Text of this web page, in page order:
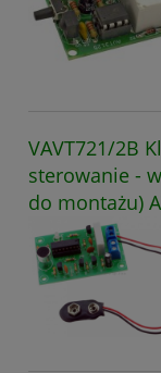
VAVT721/2B
sterowanie -
do montażu)